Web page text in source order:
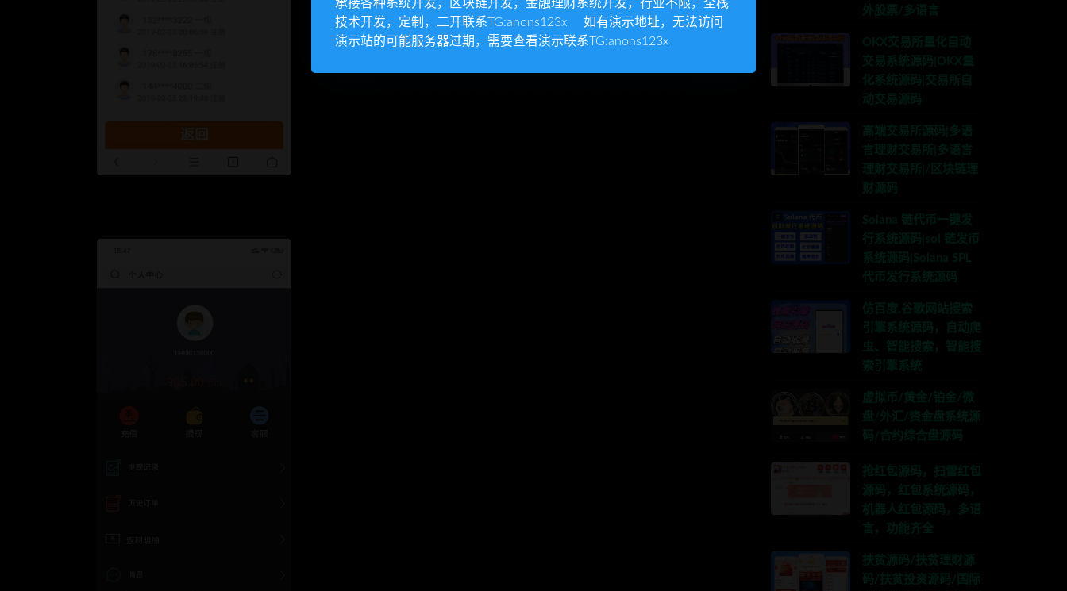
外股票/多语言
OKX交易所量化自动
交易系统源码|OKX量
化系统源码|交易所自
动交易源码
高端交易所源码|多语
言理财交易所|多语言
理财交易所|/区块链理
财源码
Solana 链代币一键发
行系统源码|sol 链发币
系统源码|Solana SPL
代币发行系统源码
仿百度,谷歌网站搜索
引擎系统源码，自动爬
虫、智能搜索，智能搜
索引擎系统
虚拟币/黄金/铂金/微
盘/外汇/资金盘系统源
码/合约综合盘源码
抢红包源码，扫雷红包
源码，红包系统源码，
机器人红包源码，多语
言，功能齐全
扶贫源码/扶贫理财源
码/扶贫投资源码/国际
承接各种系统开发，区块链开发，金融理财系统开发，行业不限，全栈
技术开发，定制，二开联系TG:anons123x 如有演示地址，无法访问
演示站的可能服务器过期，需要查看演示联系TG:anons123x